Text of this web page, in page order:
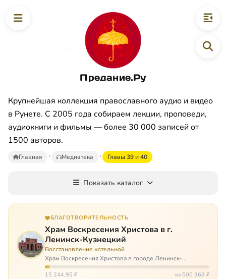
Предание.Ру
Крупнейшая коллекция православного аудио и видео
в Рунете. С 2005 года собираем лекции, проповеди,
аудиокниги и фильмы — более 30 000 записей от
1500 авторов.
Главная Медиатека Главы 39 и 40
Показать каталог
БЛАГОТВОРИТЕЛЬНОСТЬ
Храм Воскресения Христова в г.
Ленинск-Кузнецкий
Восстановление котельной
Храм Воскресения Христова в городе Ленинск-
Кузнецкий в Кемеровской области – совсем новый, он
открылся всего 20 назад. И сейчас храм может вообще
15 244,95 ₽ из 500 363 ₽